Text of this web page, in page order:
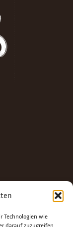
Technologien wie
darauf zuzugreifen.